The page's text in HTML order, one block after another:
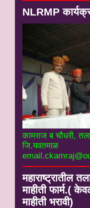
NLRMP
कामराज ब चौधरी,
जि.यवतमाळ
महाराष्ट्रातील
माहीती फार्म.(
माहीती भरावी)